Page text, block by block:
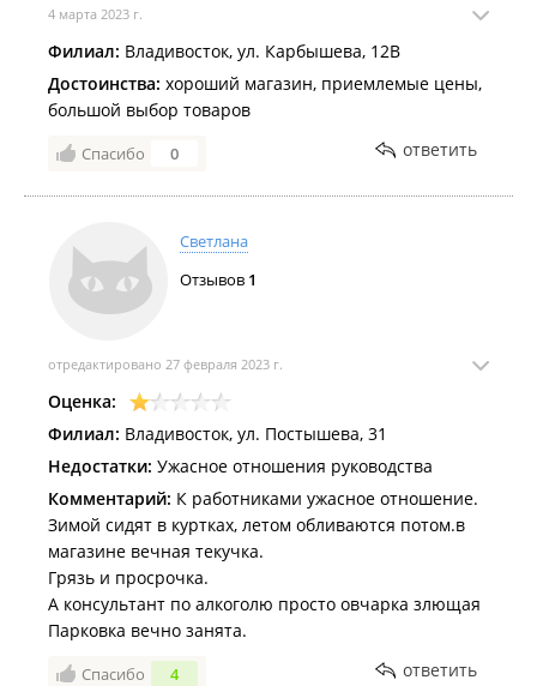
4 марта 2023 г.
Филиал: Владивосток, ул. Карбышева, 12В
Достоинства: хороший магазин, приемлемые цены,
большой выбор товаров
Спасибо 0 ответить
Светлана
Отзывов 1
отредактировано 27 февраля 2023 г.
Оценка:
Филиал: Владивосток, ул. Постышева, 31
Недостатки: Ужасное отношения руководства
Комментарий: К работниками ужасное отношение.
Зимой сидят в куртках, летом обливаются потом.в
магазине вечная текучка.
Грязь и просрочка.
А консультант по алкоголю просто овчарка злющая
Парковка вечно занята.
Спасибо 4 ответить